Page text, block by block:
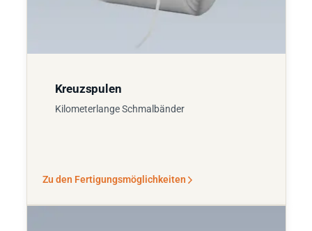
Kreuzspulen
Kilometerlange Schmalbänder
Zu den Fertigungsmöglichkeiten